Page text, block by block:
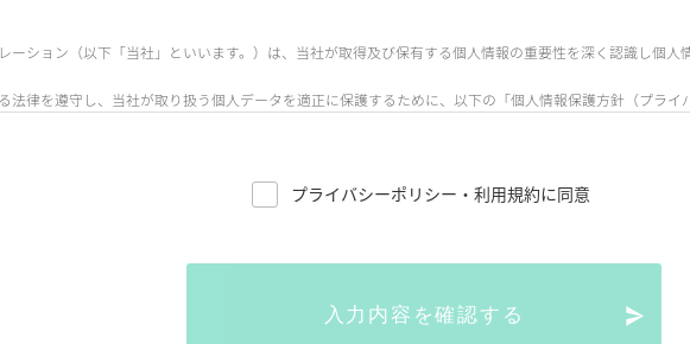
ーション（以下「当社」といいます。）は、当社が取得及び保有する個人情報の重要性を深く認識し個
法律を遵守し、当社が取り扱う個人データを適正に保護するために、以下の「個人情報保護方針（プラ
プライバシーポリシー・利用規約に同意
入力内容を確認する